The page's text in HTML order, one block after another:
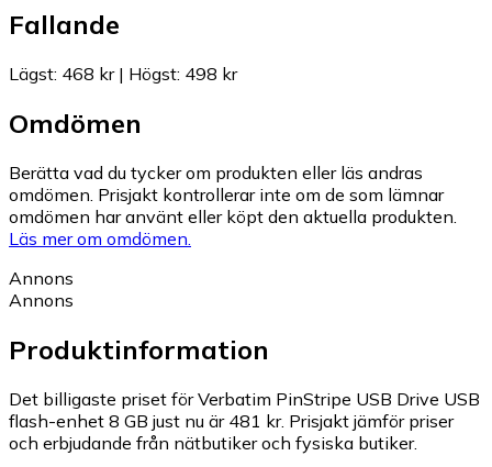
Fallande
Lägst: 468 kr| Högst: 498 kr
Omdömen
Berätta vad du tycker om produkten eller läs andras
omdömen. Prisjakt kontrollerar inte om de som lämnar
omdömen har använt eller köpt den aktuella produkten.
Läs mer om omdömen.
Annons
Annons
Produktinformation
Det billigaste priset för Verbatim PinStripe USB Drive USB
flash-enhet 8 GB just nu är 481 kr. Prisjakt jämför priser
och erbjudande från nätbutiker och fysiska butiker.